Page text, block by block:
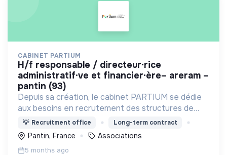
CABINET PARTIUM
h/f responsable / directeur·rice
administratif·ve et financier·ère– areram –
pantin (93)
Depuis sa création, le cabinet PARTIUM se dédie
aux besoins en recrutement des structures de
l'ESS, selon une démarche centrée à la fois sur
l'humain, les compétences, et une éthique
irréprochable.
💡 Recruitment office Long-term contract
Pantin, France Associations
5 months ago